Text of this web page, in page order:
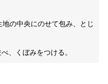
の中央にのせて包み、とじ
、くぼみをつける。